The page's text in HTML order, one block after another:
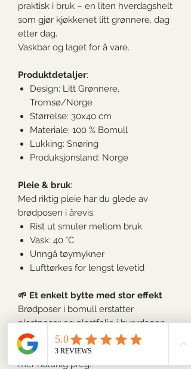
praktisk i bruk – en liten hverdagshelt
som gjør kjøkkenet litt grønnere, dag
etter dag.
Vaskbar og laget for å vare.
Produktdetaljer:
Design: Litt Grønnere,
Tromsø/Norge
Størrelse: 30x40 cm
Materiale: 100 % Bomull
Lukking: Snøring
Produksjonsland: Norge
Pleie & bruk:
Med riktig pleie har du glede av
brødposen i årevis:
Rist ut smuler mellom bruk
Vask: 40 °C
Unngå tøymykner
Lufttørkes for lengst levetid
🌱 Et enkelt bytte med stor effekt
Brødposer i bomull erstatter
plastposer og plastfolie i hverdagen.
Det er en liten vaneendring som
reduserer avfall og gir kjøkkenet et
mer naturlig preg.